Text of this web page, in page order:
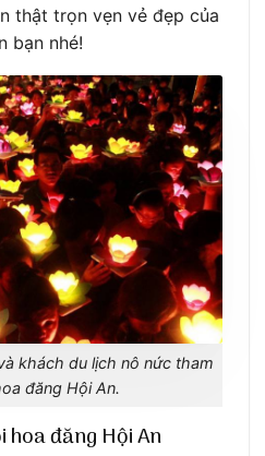
thật trọn vẹn vẻ đẹp của
bạn nhé!
khách du lịch nô nức tham
đăng Hội An.
hoa đăng Hội An